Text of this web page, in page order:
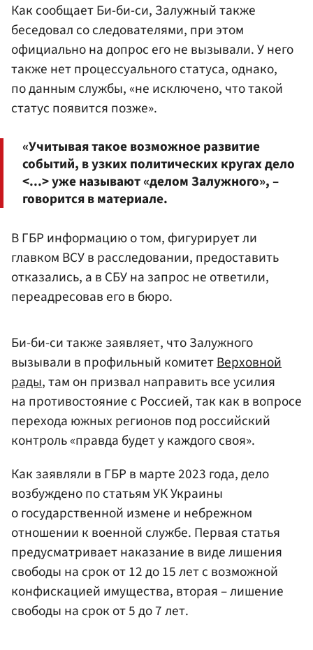
Как сообщает Би-би-си, Залужный также
беседовал со следователями, при этом
официально на допрос его не вызывали. У него
также нет процессуального статуса, однако,
по данным службы, «не исключено, что такой
статус появится позже».
«Учитывая такое возможное развитие
событий, в узких политических кругах дело
<...> уже называют «делом Залужного», –
говорится в материале.
В ГБР информацию о том, фигурирует ли
главком ВСУ в расследовании, предоставить
отказались, а в СБУ на запрос не ответили,
переадресовав его в бюро.
Би-би-си также заявляет, что Залужного
вызывали в профильный комитетВерховной
рады, там он призвал направить все усилия
на противостояние с Россией, так как в вопросе
перехода южных регионов под российский
контроль «правда будет у каждого своя».
Как заявляли в ГБР в марте 2023 года, дело
возбуждено по статьям УК Украины
о государственной измене и небрежном
отношении к военной службе. Первая статья
предусматривает наказание в виде лишения
свободы на срок от 12 до 15 лет с возможной
конфискацией имущества, вторая – лишение
свободы на срок от 5 до 7 лет.